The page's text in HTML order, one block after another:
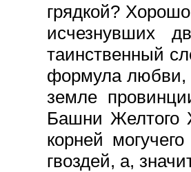
грядкой?
исчезнувших
таинственный
формула любви,
земле
Башни Желтого
корней
гвоздей, а,